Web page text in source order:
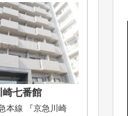
崎七番館
本線 『京急川崎